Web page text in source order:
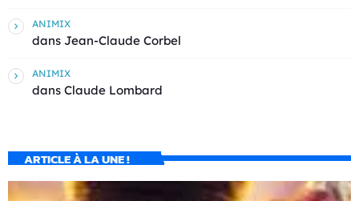
ANIMIX
dans Jean-Claude Corbel
ANIMIX
dans Claude Lombard
ARTICLE À LA UNE !